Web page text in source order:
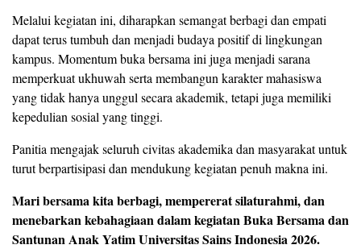
Melalui kegiatan ini, diharapkan semangat berbagi dan empati
dapat terus tumbuh dan menjadi budaya positif di lingkungan
kampus. Momentum buka bersama ini juga menjadi sarana
memperkuat ukhuwah serta membangun karakter mahasiswa
yang tidak hanya unggul secara akademik, tetapi juga memiliki
kepedulian sosial yang tinggi.
Panitia mengajak seluruh civitas akademika dan masyarakat untuk
turut berpartisipasi dan mendukung kegiatan penuh makna ini.
Mari bersama kita berbagi, mempererat silaturahmi, dan
menebarkan kebahagiaan dalam kegiatan Buka Bersama dan
Santunan Anak Yatim Universitas Sains Indonesia 2026.